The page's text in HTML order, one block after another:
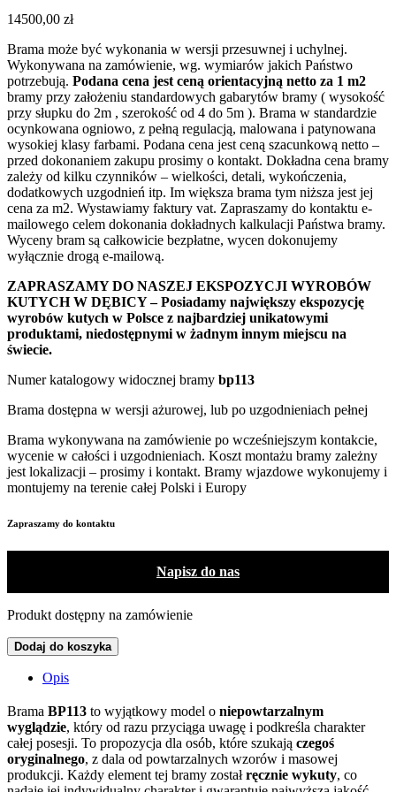
14500,00 zł
Brama może być wykonania w wersji przesuwnej i uchylnej.
Wykonywana na zamówienie, wg. wymiarów jakich Państwo
potrzebują. Podana cena jest ceną orientacyjną netto za 1 m2
bramy przy założeniu standardowych gabarytów bramy ( wysokość
przy słupku do 2m , szerokość od 4 do 5m ). Brama w standardzie
ocynkowana ogniowo, z pełną regulacją, malowana i patynowana
wysokiej klasy farbami. Podana cena jest ceną szacunkową netto –
przed dokonaniem zakupu prosimy o kontakt. Dokładna cena bramy
zależy od kilku czynników – wielkości, detali, wykończenia,
dodatkowych uzgodnień itp. Im większa brama tym niższa jest jej
cena za m2. Wystawiamy faktury vat. Zapraszamy do kontaktu e-
mailowego celem dokonania dokładnych kalkulacji Państwa bramy.
Wyceny bram są całkowicie bezpłatne, wycen dokonujemy
wyłącznie drogą e-mailową.
ZAPRASZAMY DO NASZEJ EKSPOZYCJI WYROBÓW
KUTYCH W DĘBICY – Posiadamy największy ekspozycję
wyrobów kutych w Polsce z najbardziej unikatowymi
produktami, niedostępnymi w żadnym innym miejscu na
świecie.
Numer katalogowy widocznej bramy bp113
Brama dostępna w wersji ażurowej, lub po uzgodnieniach pełnej
Brama wykonywana na zamówienie po wcześniejszym kontakcie,
wycenie w całości i uzgodnieniach. Koszt montażu bramy zależny
jest lokalizacji – prosimy i kontakt. Bramy wjazdowe wykonujemy i
montujemy na terenie całej Polski i Europy
Zapraszamy do kontaktu
Napisz do nas
Produkt dostępny na zamówienie
Dodaj do koszyka
Opis
Brama BP113 to wyjątkowy model o niepowtarzalnym
wyglądzie, który od razu przyciąga uwagę i podkreśla charakter
całej posesji. To propozycja dla osób, które szukają czegoś
oryginalnego, z dala od powtarzalnych wzorów i masowej
produkcji. Każdy element tej bramy zostałręcznie wykuty, co